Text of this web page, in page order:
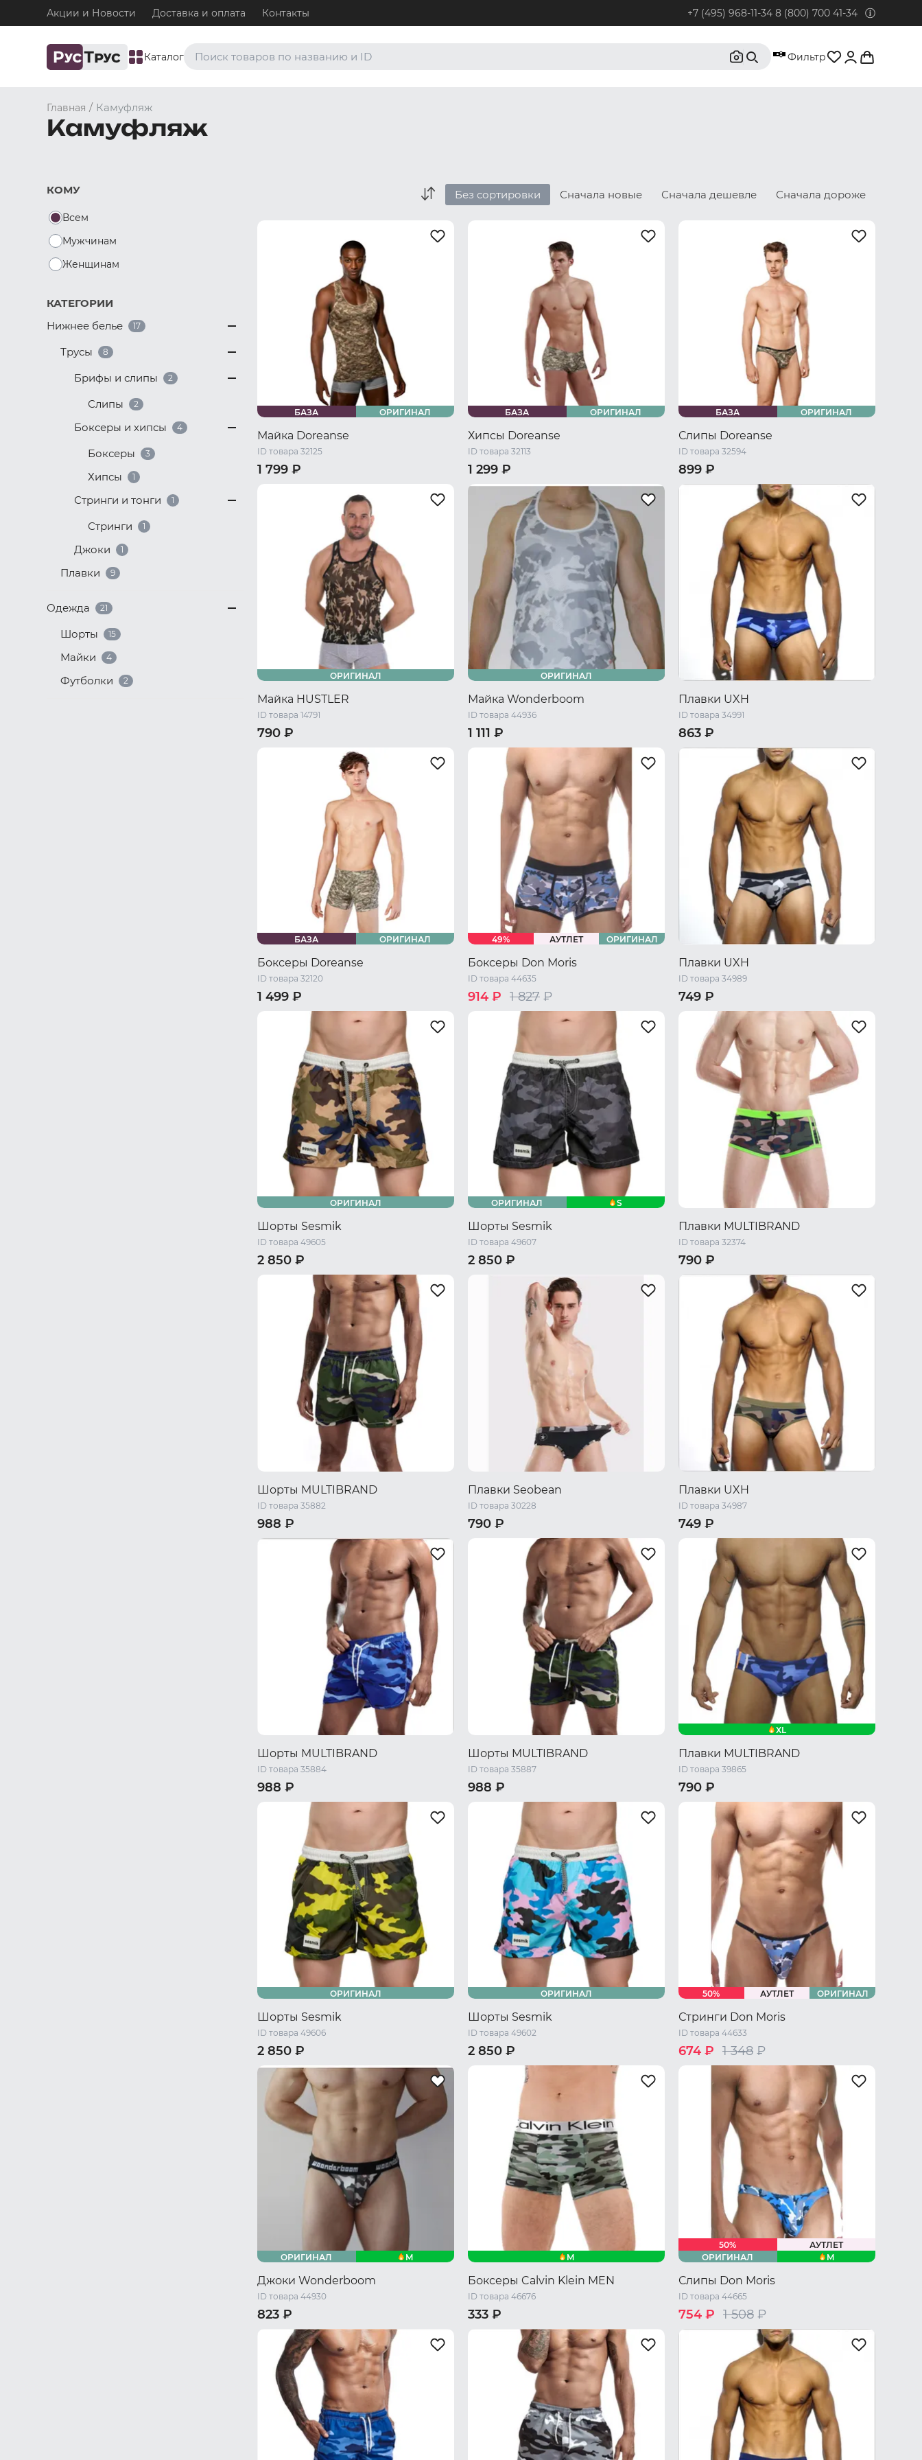
Акции и Новости Доставка и оплата Контакты +7 (495) 968-11-34 8 (800) 700 41-34
По любым интересующим вопросам
Каталог
Плавки
Фильтр
Главная / Камуфляж
Камуфляж
КОМУ
Всем
Мужчинам
Женщинам
КАТЕГОРИИ
Нижнее белье
17
Трусы 8
Брифы и слипы 2
Слипы 2
Боксеры и хипсы 4
Боксеры 3
Хипсы 1
Стринги и тонги 1
Стринги 1
Джоки 1
Плавки 9
Одежда 21
Шорты 15
Майки 4
Футболки 2
Без сортировки Сначала новые Сначала дешевле Сначала дороже
БАЗА ОРИГИНАЛ
Майка Doreanse
ID товара 32125
1 799 ₽
46 RU / M
52 RU / XXL
БАЗА ОРИГИНАЛ
Хипсы Doreanse
ID товара 32113
1 299 ₽
46 RU / M
48 RU / L
50 RU / XL
52 RU / XXL
БАЗА ОРИГИНАЛ
Слипы Doreanse
ID товара 32594
899 ₽
46 RU / M
48 RU / L
52 RU / XXL
ОРИГИНАЛ
Майка HUSTLER
ID товара 14791
790 ₽
ОРИГИНАЛ
Майка Wonderboom
ID товара 44936
1 111 ₽
Плавки UXH
ID товара 34991
863 ₽
БАЗА ОРИГИНАЛ
Боксеры Doreanse
ID товара 32120
1 499 ₽
46 RU / M
48 RU / L
52 RU / XXL
49% АУТЛЕТ ОРИГИНАЛ
Боксеры Don Moris
ID товара 44635
914 ₽ 1 827 ₽
44 RU / M
46 RU / L
48 RU / XL
Плавки UXH
ID товара 34989
749 ₽
XXL
ОРИГИНАЛ
Шорты Sesmik
ID товара 49605
2 850 ₽
46 RU / M
48 RU / L
52 RU / XXL
ОРИГИНАЛ S
Шорты Sesmik
ID товара 49607
2 850 ₽
46 RU / M
52 RU / XXL
Плавки MULTIBRAND
ID товара 32374
790 ₽
46 RU / M
52 RU / XXL
Шорты MULTIBRAND
ID товара 35882
988 ₽
Плавки Seobean
ID товара 30228
790 ₽
XL XXL
Плавки UXH
ID товара 34987
749 ₽
XXL
Шорты MULTIBRAND
ID товара 35884
988 ₽
XXL
Шорты MULTIBRAND
ID товара 35887
988 ₽
XXL
XL
Плавки MULTIBRAND
ID товара 39865
790 ₽
XL
ОРИГИНАЛ
Шорты Sesmik
ID товара 49606
2 850 ₽
44 RU / S 46 RU / M
48 RU / L
50 RU / XL
52 RU / XXL
ОРИГИНАЛ
Шорты Sesmik
ID товара 49602
2 850 ₽
46 RU / M
48 RU / L
50% АУТЛЕТ ОРИГИНАЛ
Стринги Don Moris
ID товара 44633
674 ₽ 1 348 ₽
44 RU / M
46 RU / L
48 RU / XL
ОРИГИНАЛ M
Джоки Wonderboom
ID товара 44930
823 ₽
L XL
M
Боксеры Calvin Klein MEN
ID товара 46676
333 ₽
50 RU / L
52 RU / XL
54 RU / XXL
50%
АУТЛЕТ
ОРИГИНАЛ
M
Слипы Don Moris
ID товара 44665
754 ₽ 1 508 ₽
44 RU / M
46 RU / L